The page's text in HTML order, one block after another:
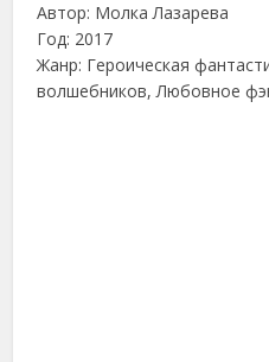
Автор: Молка Лазарева
Год: 2017
Жанр: Героическая
волшебников, Любовное